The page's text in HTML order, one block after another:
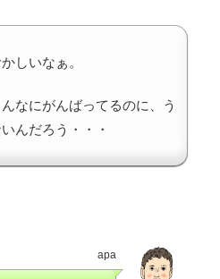
しいなぁ。
なにがんばってるのに、う
んだろう・・・
apa